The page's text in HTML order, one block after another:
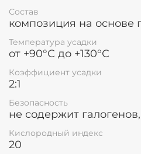
Поставляется в бухтах.
Трубка ТУТ не
изоляции высоковольтных
может использоваться на
Не подлежит
Состав
композиция на основе
Температура усадки
от +90°С до +130°С
Коэффициент усадки
2:1
Безопасность
не содержит
Кислородный индекс
20